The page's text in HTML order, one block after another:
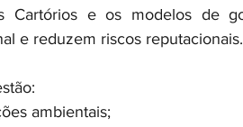
Cartórios e os modelos de
e reduzem riscos reputacionais.
ambientais;